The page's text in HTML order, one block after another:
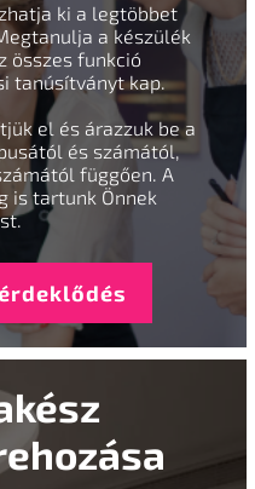
ki a legtöbbet
a készülék
összes funkció
tanúsítványt kap.
el és árazzuk be a
és számától,
függően. A
is tartunk Önnek